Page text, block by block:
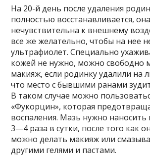
На 20-й день после удаления
полностью восстанавливается,
нечувствительна к внешнему
все же желательно, чтобы на нее
ультрафиолет. Специально
кожей не нужно, можно свободно
макияж, если родинку удалили на
что место с бывшими ранами
В таком случае можно
«Фукорцин», которая
воспаления. Мазь нужно наносить
3—4 раза в сутки, после того как
можно делать макияж или
другими гелями и пастами.